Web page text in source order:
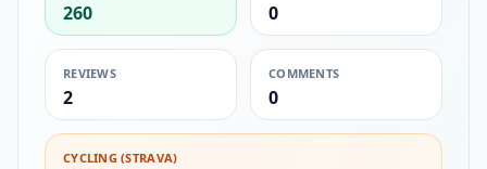
260 0
REVIEWS
2
COMMENTS
0
CYCLING (STRAVA)